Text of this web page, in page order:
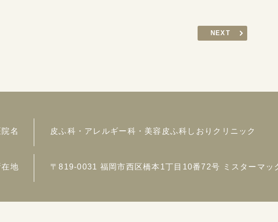
NEXT
院名 皮ふ科・アレルギー科・美容皮ふ科 しおりクリニック
在地 〒819-0031 福岡市西区橋本1丁目10番72号 ミスターマッ